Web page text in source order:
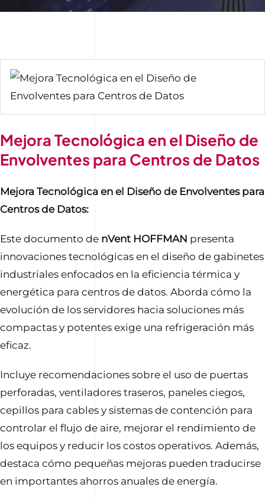
Mejora Tecnológica en el Diseño de
Envolventes para Centros de Datos
Mejora Tecnológica en el Diseño de Envolventes para
Centros de Datos:
Este documento de nVent HOFFMAN presenta
innovaciones tecnológicas en el diseño de gabinetes
industriales enfocados en la eficiencia térmica y
energética para centros de datos. Aborda cómo la
evolución de los servidores hacia soluciones más
compactas y potentes exige una refrigeración más
eficaz.
Incluye recomendaciones sobre el uso de puertas
perforadas, ventiladores traseros, paneles ciegos,
cepillos para cables y sistemas de contención para
controlar el flujo de aire, mejorar el rendimiento de
los equipos y reducir los costos operativos. Además,
destaca cómo pequeñas mejoras pueden traducirse
en importantes ahorros anuales de energía.